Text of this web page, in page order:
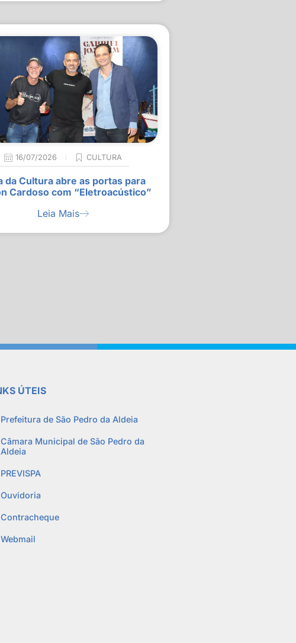
16/07/2026 CULTURA
da Cultura abre as portas para
Cardoso com “Eletroacústico”
Leia Mais
ÚTEIS
Prefeitura de São Pedro da Aldeia
Câmara Municipal de São Pedro da
Aldeia
PREVISPA
Ouvidoria
Contracheque
Webmail